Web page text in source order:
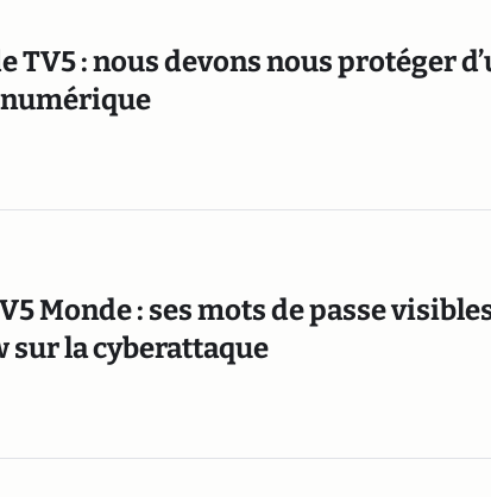
TV5 : nous devons nous protéger
Monde : ses mots de passe
la cyberattaque